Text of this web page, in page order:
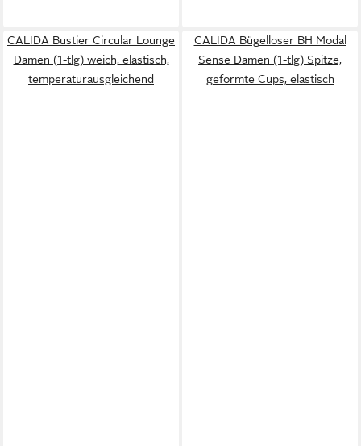
CALIDA Bustier Circular Lounge
Damen (1-tlg) weich, elastisch,
temperaturausgleichend
CALIDA Bügelloser BH Modal
Sense Damen (1-tlg) Spitze,
geformte Cups, elastisch